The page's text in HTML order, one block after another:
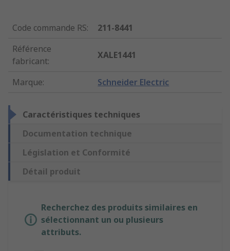
Code commande RS:
211-8441
Référence
fabricant:
XALE1441
Marque: Schneider Electric
Caractéristiques techniques
Documentation technique
Législation et Conformité
Détail produit
Recherchez des produits similaires en
sélectionnant un ou plusieurs
attributs.